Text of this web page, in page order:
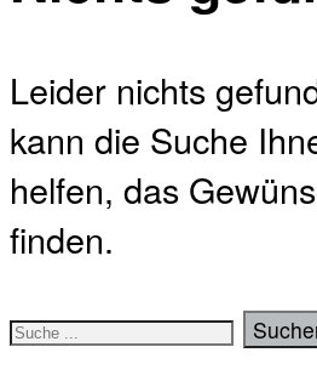
Leider nichts
kann die Suche
helfen, das
finden.